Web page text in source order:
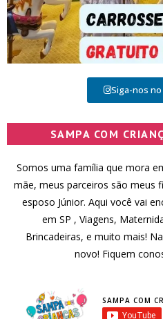
Siga-nos
SAMPA COM
Somos uma família que mora
mãe, meus parceiros são meus
esposo Júnior. Aqui você vai
em SP , Viagens,
Brincadeiras, e muito mais!
novo! Fiquem
SAMPA COM